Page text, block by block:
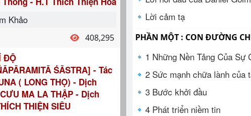
Khảo
408,295
ĐỘ
ŚĀSTRA] - Tác
THIỆN SIÊU
Lời cảm tạ
PHẦN MỘT : CON ĐƯỜNG
1 Những Nền Tảng Của Sự
2 Sức mạnh chữa lành của
3 Bước khởi đầu
4 Phát triển niềm tin